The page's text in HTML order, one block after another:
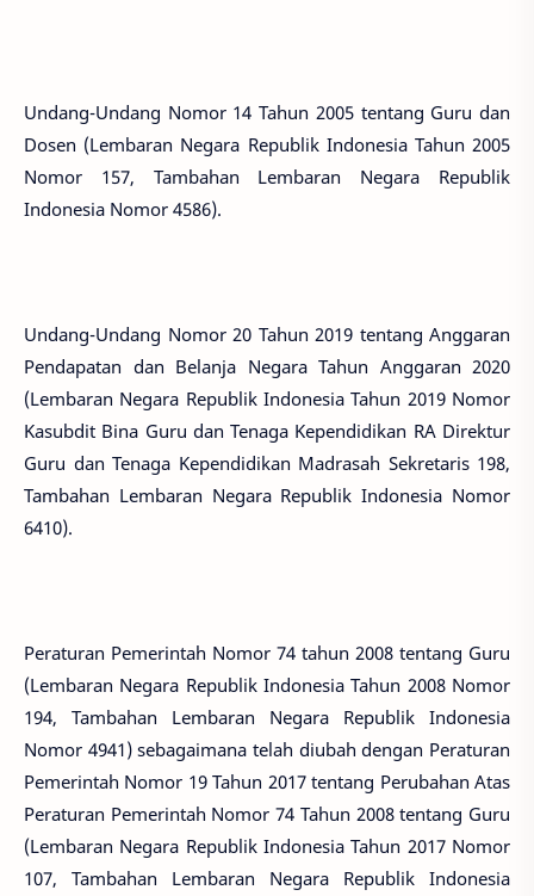
Undang-Undang Nomor 14 Tahun 2005 tentang Guru dan
Dosen (Lembaran Negara Republik Indonesia Tahun 2005
Nomor 157, Tambahan Lembaran Negara Republik
Indonesia Nomor 4586).
Undang-Undang Nomor 20 Tahun 2019 tentang Anggaran
Pendapatan dan Belanja Negara Tahun Anggaran 2020
(Lembaran Negara Republik Indonesia Tahun 2019 Nomor
Kasubdit Bina Guru dan Tenaga Kependidikan RA Direktur
Guru dan Tenaga Kependidikan Madrasah Sekretaris 198,
Tambahan Lembaran Negara Republik Indonesia Nomor
6410).
Peraturan Pemerintah Nomor 74 tahun 2008 tentang Guru
(Lembaran Negara Republik Indonesia Tahun 2008 Nomor
194, Tambahan Lembaran Negara Republik Indonesia
Nomor 4941) sebagaimana telah diubah dengan Peraturan
Pemerintah Nomor 19 Tahun 2017 tentang Perubahan Atas
Peraturan Pemerintah Nomor 74 Tahun 2008 tentang Guru
(Lembaran Negara Republik Indonesia Tahun 2017 Nomor
107, Tambahan Lembaran Negara Republik Indonesia